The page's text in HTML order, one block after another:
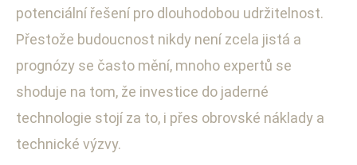
potenciální řešení pro dlouhodobou udržitelnost.
Přestože budoucnost nikdy není zcela jistá a
prognózy se často mění, mnoho expertů se
shoduje na tom, že investice do jaderné
technologie stojí za to, i přes obrovské náklady a
technické výzvy.